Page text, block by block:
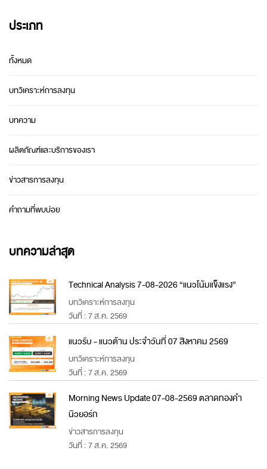
ประเภท
ทั้งหมด
บทวิเคราะห์การลงทุน
บทความ
ผลิตภัณฑ์และบริการของเรา
ข่าวสารการลงทุน
คำถามที่พบบ่อย
บทความล่าสุด
Technical Analysis 7-08-2026 “แนวโน้มแข็งแรง”
บทวิเคราะห์การลงทุน
วันที่ : 7 ส.ค. 2569
แนวรับ - แนวต้าน ประจำวันที่ 07 สิงหาคม 2569
บทวิเคราะห์การลงทุน
วันที่ : 7 ส.ค. 2569
Morning News Update 07-08-2569 ตลาดทองคำ
นิวยอร์ก
ข่าวสารการลงทุน
วันที่ : 7 ส.ค. 2569